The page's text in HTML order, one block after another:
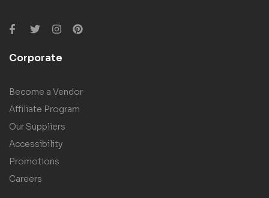
Corporate
Become a Vendor
Affiliate Program
Our Suppliers
Accessibility
Promotions
Careers